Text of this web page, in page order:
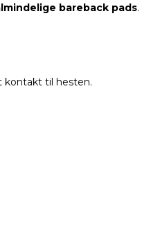
bareback pads.
til hesten.